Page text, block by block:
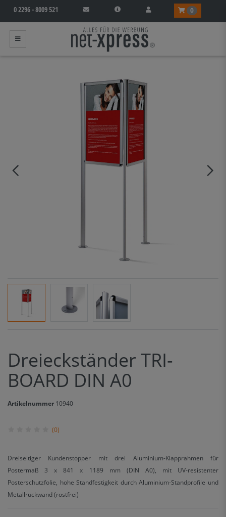
0 2296 - 8009 521 0
Dreieckständer TRI-
BOARD DIN A0
Artikelnummer 10940
(0)
Dreiseitiger Kundenstopper mit drei Aluminium-Klapprahmen für
Postermaß 3 x 841 x 1189 mm (DIN A0), mit UV-resistenter
Posterschutzfolie, hohe Standfestigkeit durch Aluminium-Standprofile und
Metallrückwand (rostfrei)